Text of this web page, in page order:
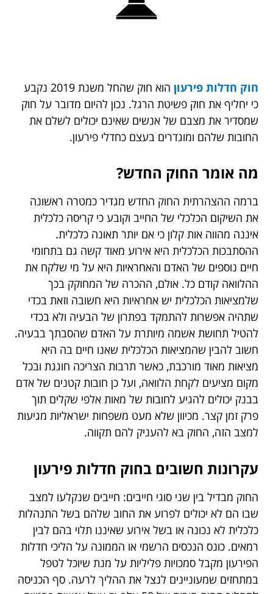
חוק חדלות פירעון
הוא חוק שהחל משנת 2019 נקבע
כי יחליף את חוק פשיטת הרגל. נכון להיום מדובר על חוק
שמסדיר את מצבם של אנשים שאינם יכולים לשלם את
החובות שלהם ומוגדרים בעצם כחדלי פירעון.
מה אומר החוק החדש?
ברמה ההצהרתית החוק החדש מגדיר כמטרה ראשונה
את השיקום הכלכלי של החייב וקובע כי קריסה כלכלית
איננה מהווה אות קלון כי אם יותר תאונה כלכלית.
ההסתבכות הכלכלית היא אירוע מאוד קשה גם בתחומי
חיים נוספים של האדם והאחראיות היא על מי שלקח את
ההלוואה קודם כל. אולם, ההכרה של המחוקק בכך
שלמציאות הכלכלית יש אחראיות היא חשובה וזאת בכדי
שתהיה אפשרות להתמקד בפתרון של הבעיה ולא בכדי
להטיל תחושת אשמה מיותרת על האדם שהסבתך בבעיה.
חשוב להבין שהמציאות הכלכלית שאנו חיים בה היא
מציאות מאוד מורכבת, כאשר תרבות הצריכה חוגגת ובכל
מקום מציעים לקחת הלוואה, ועל כן חובות קטנים של אדם
בבנק יכולים להגיע לחובות של מאות אלפי שקלים תוך
פרק זמן קצר. מכיוון שלא מעט משפחות ישראליות מגיעות
למצב הזה, החוק בא להעניק להם תקווה.
עקרונות חשובים בחוק חדלות פירעון
החוק מבדיל בין שני סוגי חייבים: חייבים שנקלעו למצב
שבו הם לא יכולים לפרוע את החוב שלהם בשל התנהלות
כלכלית לא נכונה או בשל אירוע שאיננו תלוי בהם לבין
רמאים. כונס הנכסים הרשמי או הממונה על הליכי חדלות
הפירעון מקבל סמכויות פליליות על מנת שיוכל לטפל
במתחזים שמעוניינים לנצל את ההליך לרעה. סף הכניסה